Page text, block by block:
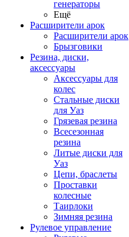
генераторы
Ещё
Расширители арок
Расширители арок
Брызговики
Резина, диски,
аксессуары
Аксессуары для
колес
Стальные диски
для Уаз
Грязевая резина
Всесезонная
резина
Литые диски для
Уаз
Цепи, браслеты
Проставки
колесные
Таирлоки
Зимняя резина
Рулевое управление